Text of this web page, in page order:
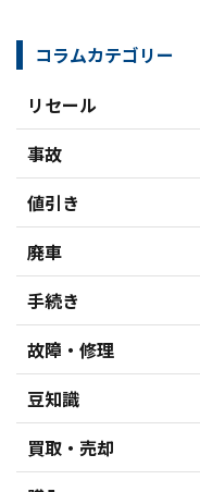
コラムカテゴリー
リセール
事故
値引き
廃車
手続き
故障・修理
豆知識
買取・売却